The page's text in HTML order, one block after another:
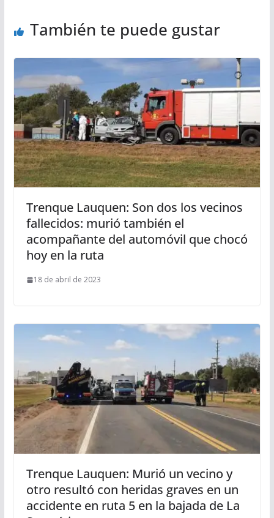
También te puede gustar
Trenque Lauquen: Son dos los vecinos
fallecidos: murió también el
acompañante del automóvil que chocó
hoy en la ruta
18 de abril de 2023
Trenque Lauquen: Murió un vecino y
otro resultó con heridas graves en un
accidente en ruta 5 en la bajada de La